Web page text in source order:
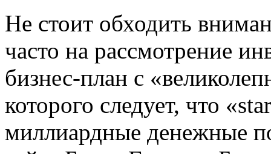
Не стоит обходить
часто на рассмотрение
бизнес-план с
которого следует, что
миллиардные денежные